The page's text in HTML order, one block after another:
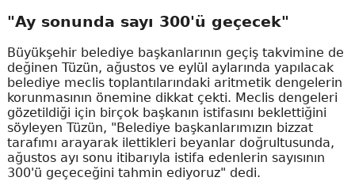
"Ay sonunda sayı 300'ü geçecek"
Büyükşehir belediye başkanlarının geçiş takvimine de
değinen Tüzün, ağustos ve eylül aylarında yapılacak
belediye meclis toplantılarındaki aritmetik dengelerin
korunmasının önemine dikkat çekti. Meclis dengeleri
gözetildiği için birçok başkanın istifasını beklettiğini
söyleyen Tüzün, "Belediye başkanlarımızın bizzat
tarafımı arayarak ilettikleri beyanlar doğrultusunda,
ağustos ayı sonu itibarıyla istifa edenlerin sayısının
300'ü geçeceğini tahmin ediyoruz" dedi.